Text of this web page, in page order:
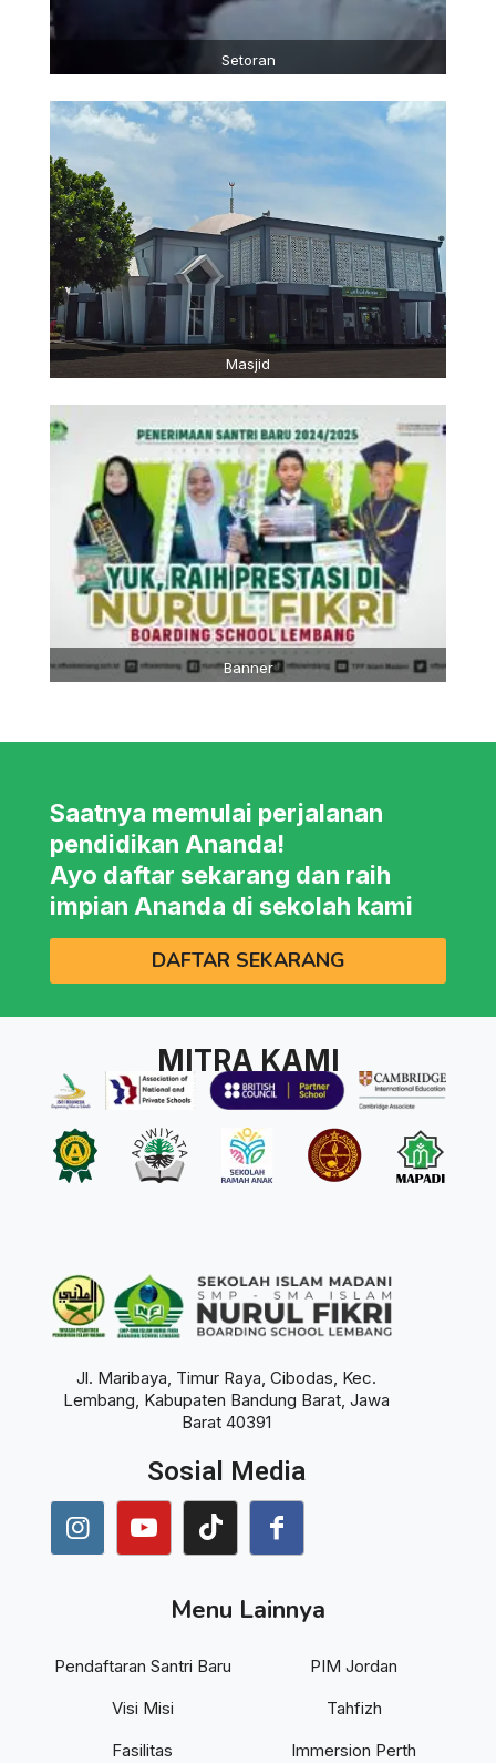
Setoran
Masjid
Banner
Saatnya memulai perjalanan
pendidikan Ananda!
Ayo daftar sekarang dan raih
impian Ananda di sekolah kami
DAFTAR SEKARANG
MITRA KAMI
Jl. Maribaya, Timur Raya, Cibodas, Kec.
Lembang, Kabupaten Bandung Barat, Jawa
Barat 40391
Sosial Media
Menu Lainnya
Pendaftaran Santri Baru
Visi Misi
Fasilitas
PIM Jordan
Tahfizh
Immersion Perth